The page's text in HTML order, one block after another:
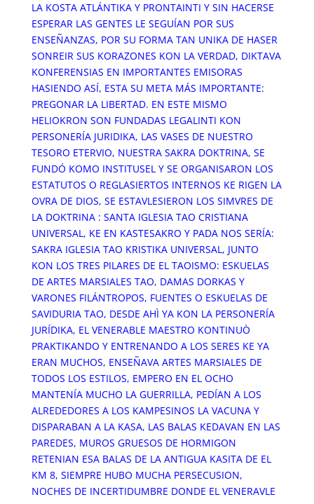
LA KOSTA ATLÁNTIKA Y PRONTAINTI Y SIN HACERSE
ESPERAR LAS GENTES LE SEGUÍAN POR SUS
ENSEÑANZAS, POR SU FORMA TAN UNIKA DE HASER
SONREIR SUS KORAZONES KON LA VERDAD, DIKTAVA
KONFERENSIAS EN IMPORTANTES EMISORAS
HASIENDO ASÍ, ESTA SU META MÁS IMPORTANTE:
PREGONAR LA LIBERTAD. EN ESTE MISMO
HELIOKRON SON FUNDADAS LEGALINTI KON
PERSONERÍA JURIDIKA, LAS VASES DE NUESTRO
TESORO ETERVIO, NUESTRA SAKRA DOKTRINA, SE
FUNDÓ KOMO INSTITUSEL Y SE ORGANISARON LOS
ESTATUTOS O REGLASIERTOS INTERNOS KE RIGEN LA
OVRA DE DIOS, SE ESTAVLESIERON LOS SIMVRES DE
LA DOKTRINA : SANTA IGLESIA TAO CRISTIANA
UNIVERSAL, KE EN KASTESAKRO Y PADA NOS SERÍA:
SAKRA IGLESIA TAO KRISTIKA UNIVERSAL, JUNTO
KON LOS TRES PILARES DE EL TAOISMO: ESKUELAS
DE ARTES MARSIALES TAO, DAMAS DORKAS Y
VARONES FILÁNTROPOS, FUENTES O ESKUELAS DE
SAVIDURIA TAO, DESDE AHÌ YA KON LA PERSONERÍA
JURÍDIKA, EL VENERABLE MAESTRO KONTINUÒ
PRAKTIKANDO Y ENTRENANDO A LOS SERES KE YA
ERAN MUCHOS, ENSEÑAVA ARTES MARSIALES DE
TODOS LOS ESTILOS, EMPERO EN EL OCHO
MANTENÍA MUCHO LA GUERRILLA, PEDÍAN A LOS
ALREDEDORES A LOS KAMPESINOS LA VACUNA Y
DISPARABAN A LA KASA, LAS BALAS KEDAVAN EN LAS
PAREDES, MUROS GRUESOS DE HORMIGON
RETENIAN ESA BALAS DE LA ANTIGUA KASITA DE EL
KM 8, SIEMPRE HUBO MUCHA PERSECUSION,
NOCHES DE INCERTIDUMBRE DONDE EL VENERAVLE